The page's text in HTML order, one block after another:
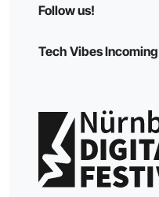
Follow us!
Tech Vibes Incoming